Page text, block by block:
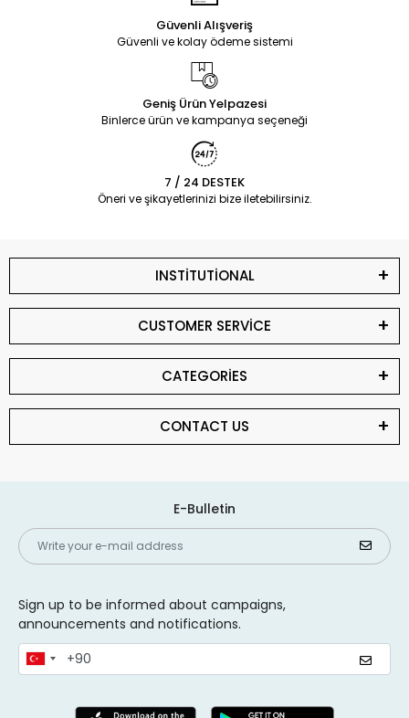
Güvenli Alışveriş
Güvenli ve kolay ödeme sistemi
Geniş Ürün Yelpazesi
Binlerce ürün ve kampanya seçeneği
7 / 24 DESTEK
Öneri ve şikayetlerinizi bize iletebilirsiniz.
INSTİTUTİONAL
CUSTOMER SERVİCE
CATEGORİES
CONTACT US
E-Bulletin
Sign up to be informed about campaigns,
announcements and notifications.